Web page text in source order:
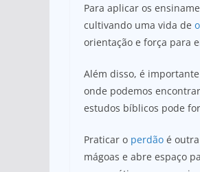
Para aplicar os
cultivando uma vida de
orientação e força para
Além disso, é
onde podemos
estudos bíblicos pode
Praticar o perdão é
mágoas e abre espaço